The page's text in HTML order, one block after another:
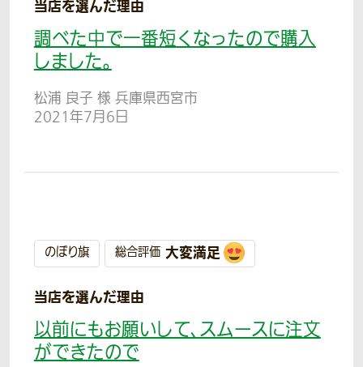
当店を選んだ理由
調べた中で一番短くなったので購入
しました。
松浦 良子 様 兵庫県西宮市
2021年7月6日
のぼり旗 総合評価 大変満足
当店を選んだ理由
以前にもお願いして、スムースに注文
ができたので